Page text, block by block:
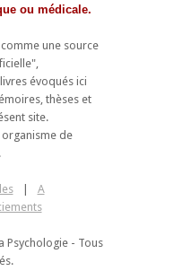
ou médicale.
une source
évoqués ici
thèses et
site.
de
A
Psychologie - Tous